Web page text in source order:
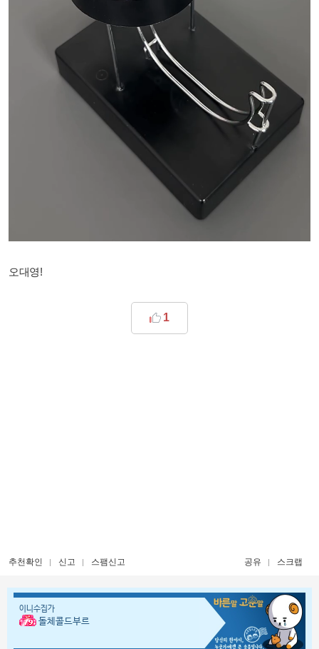
오대영!
1
추천확인 신고 스팸신고 공유 스크랩
이니수집가
돌체콜드부르